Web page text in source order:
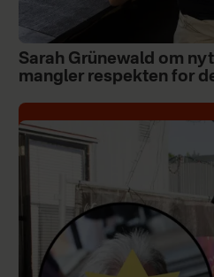
Sarah Grünewald om
mangler respekten for